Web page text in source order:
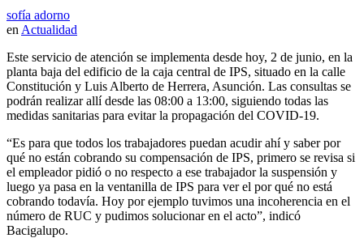
sofía adorno
en Actualidad
Este servicio de atención se implementa desde hoy, 2 de junio, en la
planta baja del edificio de la caja central de IPS, situado en la calle
Constitución y Luis Alberto de Herrera, Asunción. Las consultas se
podrán realizar allí desde las 08:00 a 13:00, siguiendo todas las
medidas sanitarias para evitar la propagación del COVID-19.
“Es para que todos los trabajadores puedan acudir ahí y saber por
qué no están cobrando su compensación de IPS, primero se revisa si
el empleador pidió o no respecto a ese trabajador la suspensión y
luego ya pasa en la ventanilla de IPS para ver el por qué no está
cobrando todavía. Hoy por ejemplo tuvimos una incoherencia en el
número de RUC y pudimos solucionar en el acto”, indicó
Bacigalupo.